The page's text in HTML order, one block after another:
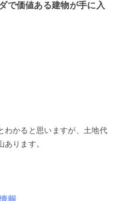
で価値ある建物が手に入
わかると思いますが、土地代
あります。